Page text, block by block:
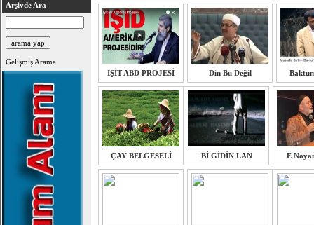
Arşivde Ara
Gelişmiş Arama
IŞİT ABD PROJESİ Din Bu Değil
ÇAY BELGESELİ Bİ GİDİN LAN E